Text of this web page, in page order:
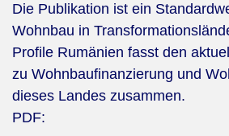
Die Publikation ist ein
Wohnbau in
Profile Rumänien fasst den
zu Wohnbaufinanzierung und
dieses Landes zusammen.
PDF: